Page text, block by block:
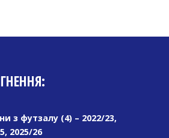
з футзалу (4) – 2022/23,
2025/26